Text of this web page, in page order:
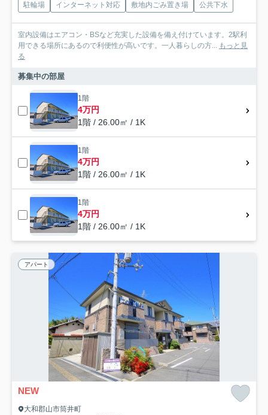
駐輪場 インターネット対応 敷地内ごみ置き場 公共下水
室内設備はエアコン・BSなど充実した設備を備え付けています。2駅利
用できる場所にあるので利便性が高いです。一人暮らしの方... もっと見
る
募集中の部屋
1階
4万円
1階 / 26.00㎡ / 1K
1階
4万円
1階 / 26.00㎡ / 1K
1階
4万円
1階 / 26.00㎡ / 1K
アパート
NEW
大和郡山市筒井町